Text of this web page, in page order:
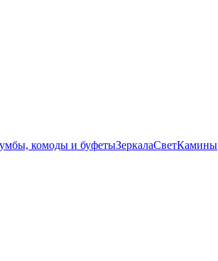
комоды и буфетыЗеркалаСветКамины